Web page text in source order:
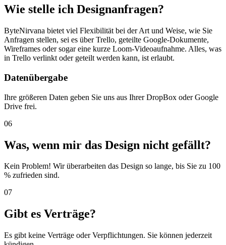
Wie stelle ich Designanfragen?
ByteNirvana bietet viel Flexibilität bei der Art und Weise, wie Sie
Anfragen stellen, sei es über Trello, geteilte Google-Dokumente,
Wireframes oder sogar eine kurze Loom-Videoaufnahme. Alles, was
in Trello verlinkt oder geteilt werden kann, ist erlaubt.
Datenübergabe
Ihre größeren Daten geben Sie uns aus Ihrer DropBox oder Google
Drive frei.
06
Was, wenn mir das Design nicht gefällt?
Kein Problem! Wir überarbeiten das Design so lange, bis Sie zu 100
% zufrieden sind.
07
Gibt es Verträge?
Es gibt keine Verträge oder Verpflichtungen. Sie können jederzeit